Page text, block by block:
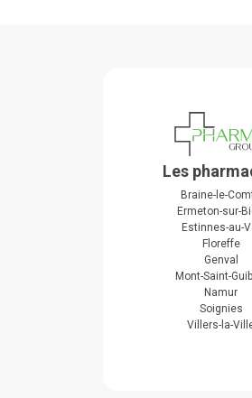
Les
Braine-le-
Ermeton-sur-
Estinnes-au-
Floreffe
Genval
Mont-Saint-
Namur
Soignies
Villers-la-